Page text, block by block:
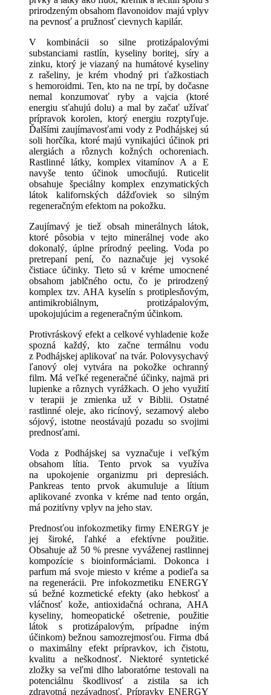
prirodzeným obsahom flavonoidov majú vplyv
na pevnosť a pružnosť cievnych kapilár.
V kombinácii so silne protizápalovými
substanciami rastlín, kyseliny boritej, síry a
zinku, ktorý je viazaný na humátové kyseliny
z rašeliny, je krém vhodný pri ťažkostiach
s hemoroidmi. Ten, kto na ne trpí, by dočasne
nemal konzumovať ryby a vajcia (ktoré
energiu sťahujú dolu) a mal by začať užívať
prípravok korolen, ktorý energiu rozptyľuje.
Ďalšími zaujímavosťami vody z Podhájskej sú
soli horčíka, ktoré majú vynikajúci účinok pri
alergiách a rôznych kožných ochoreniach.
Rastlinné látky, komplex vitamínov A a E
navyše tento účinok umocňujú. Ruticelit
obsahuje špeciálny komplex enzymatických
látok kalifornských dážďoviek so silným
regeneračným efektom na pokožku.
Zaujímavý je tiež obsah minerálnych látok,
ktoré pôsobia v tejto minerálnej vode ako
dokonalý, úplne prírodný peeling. Voda po
pretrepaní pení, čo naznačuje jej vysoké
čistiace účinky. Tieto sú v kréme umocnené
obsahom jablčného octu, čo je prirodzený
komplex tzv. AHA kyselín s protiplesňovým,
antimikrobiálnym, protizápalovým,
upokojujúcim a regeneračným účinkom.
Protivráskový efekt a celkové vyhladenie kože
spozná každý, kto začne termálnu vodu
z Podhájskej aplikovať na tvár. Polovysychavý
ľanový olej vytvára na pokožke ochranný
film. Má veľké regeneračné účinky, najmä pri
lupienke a rôznych vyrážkach. O jeho využití
v terapii je zmienka už v Biblii. Ostatné
rastlinné oleje, ako ricínový, sezamový alebo
sójový, istotne neostávajú pozadu so svojimi
prednosťami.
Voda z Podhájskej sa vyznačuje i veľkým
obsahom lítia. Tento prvok sa využíva
na upokojenie organizmu pri depresiách.
Pankreas tento prvok akumuluje a lítium
aplikované zvonka v kréme nad tento orgán,
má pozitívny vplyv na jeho stav.
Prednosťou infokozmetiky firmy ENERGY je
jej široké, ľahké a efektívne použitie.
Obsahuje až 50 % presne vyváženej rastlinnej
kompozície s bioinformáciami. Dokonca i
parfum má svoje miesto v kréme a podieľa sa
na regenerácii. Pre infokozmetiku ENERGY
sú bežné kozmetické efekty (ako hebkosť a
vláčnosť kože, antioxidačná ochrana, AHA
kyseliny, homeopatické ošetrenie, použitie
látok s protizápalovým, prípadne iným
účinkom) bežnou samozrejmosťou. Firma dbá
o maximálny efekt prípravkov, ich čistotu,
kvalitu a neškodnosť. Niektoré syntetické
zložky sa veľmi dlho laboratórne testovali na
potenciálnu škodlivosť a zistila sa ich
zdravotná nezávadnosť. Prípravky ENERGY